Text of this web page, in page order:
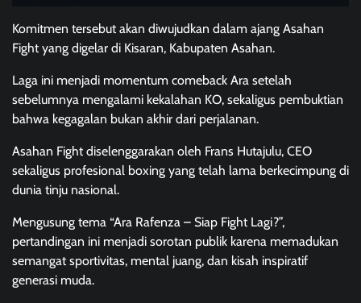
Komitmen tersebut akan diwujudkan dalam ajang Asahan
Fight yang digelar di Kisaran, Kabupaten Asahan.
Laga ini menjadi momentum comeback Ara setelah
sebelumnya mengalami kekalahan KO, sekaligus pembuktian
bahwa kegagalan bukan akhir dari perjalanan.
Asahan Fight diselenggarakan oleh Frans Hutajulu, CEO
sekaligus profesional boxing yang telah lama berkecimpung di
dunia tinju nasional.
Mengusung tema “Ara Rafenza – Siap Fight Lagi?”,
pertandingan ini menjadi sorotan publik karena memadukan
semangat sportivitas, mental juang, dan kisah inspiratif
generasi muda.